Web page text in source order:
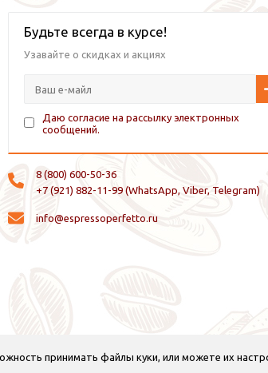
принимать файлы куки, или можете их
Будьте всегда в курсе!
Узавайте о скидках и акциях
Даю согласие на рассылку электронных
сообщений.
8 (800) 600-50-36
+7 (921) 882-11-99 (WhatsApp, Viber, Telegram)
info@espressoperfetto.ru